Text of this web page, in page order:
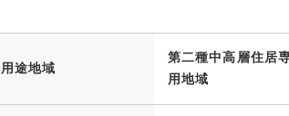
用途地域
第二種中高層住居
用地域